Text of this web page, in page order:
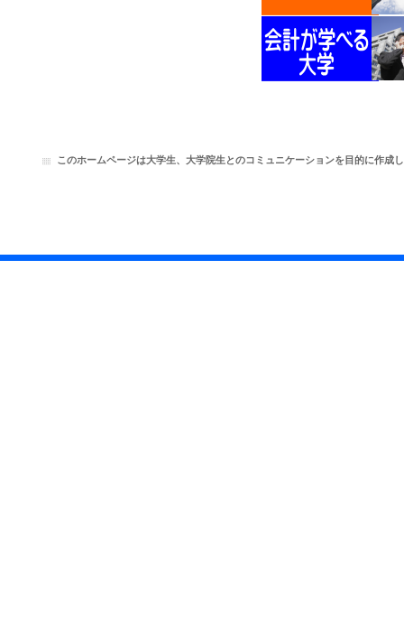
このホームページは大学生、大学院生とのコミュニケーションを目的に作成